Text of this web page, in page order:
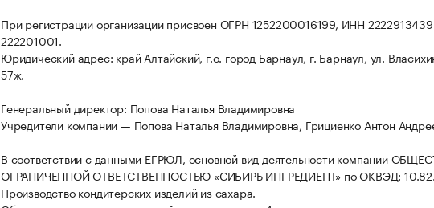
При регистрации организации присвоен ОГРН 1252200016199, ИНН
222201001.
Юридический адрес: край Алтайский, г.о. город Барнаул, г. Барнаул, ул.
57ж.
Генеральный директор: Попова Наталья Владимировна
Учредители компании — Попова Наталья Владимировна, Грициенко Антон
В соответствии с данными ЕГРЮЛ, основной вид деятельности компании
ОГРАНИЧЕННОЙ ОТВЕТСТВЕННОСТЬЮ «СИБИРЬ ИНГРЕДИЕНТ» по ОКВЭД:
Производство кондитерских изделий из сахара.